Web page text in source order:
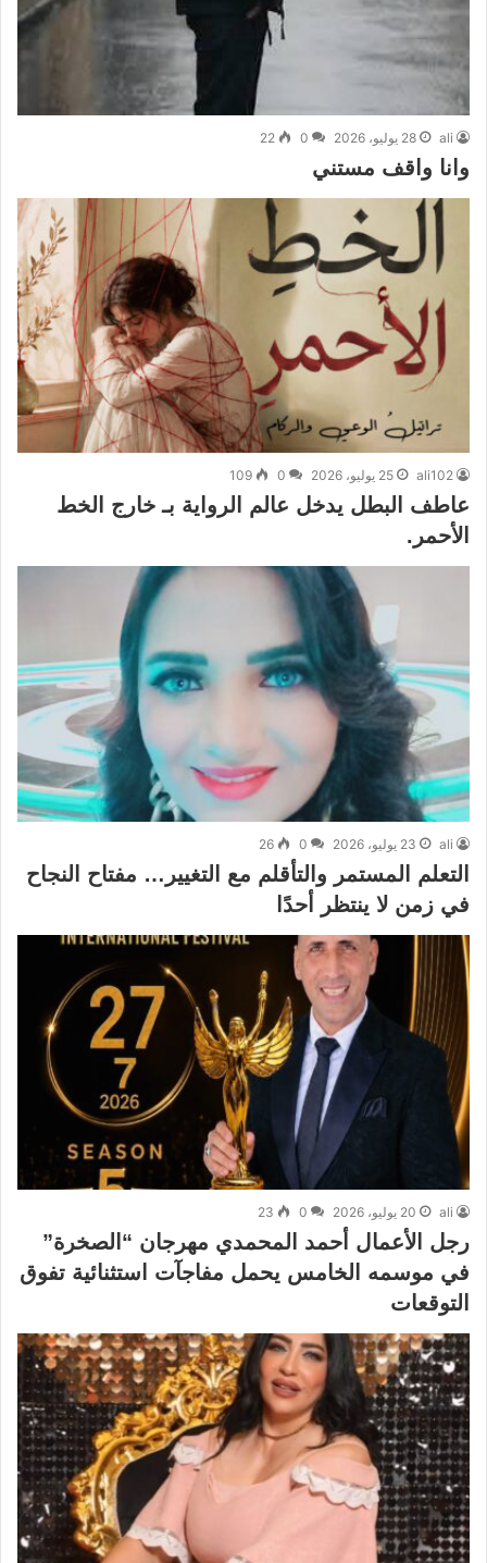
ali 28 يوليو، 2026 0
22
وانا واقف مستني
ali102 25 يوليو، 2026 0
109
عاطف البطل يدخل عالم الرواية بـ خارج الخط
الأحمر.
ali 23 يوليو، 2026 0
26
التعلم المستمر والتأقلم مع التغيير… مفتاح النجاح
في زمن لا ينتظر أحدًا
ali 20 يوليو، 2026 0
23
رجل الأعمال أحمد المحمدي مهرجان “الصخرة”
في موسمه الخامس يحمل مفاجآت استثنائية تفوق
التوقعات